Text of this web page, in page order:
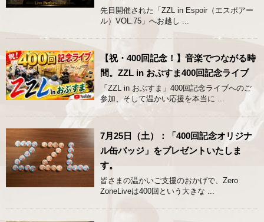
先日開催された「ZZL in Espoir（エスポアー
ル）VOL.75」へお越し ...
【祝・400回記念！】音楽でつながる時
間。ZZL in おぶすま400回記念ライブ
「ZZL in おぶすま」400回記念ライブへのご
参加、そして温かい応援を本当に ...
7月25日（土）：「400回記念オリジナ
ル缶バッジ」をプレゼントいたしま
す。
皆さまの温かいご支援のおかげで、Zero
ZoneLiveは400回という大きな ...